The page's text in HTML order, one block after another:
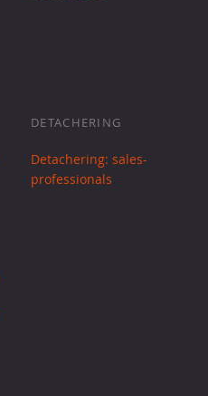
DETACHERING
Detachering: sales-
professionals